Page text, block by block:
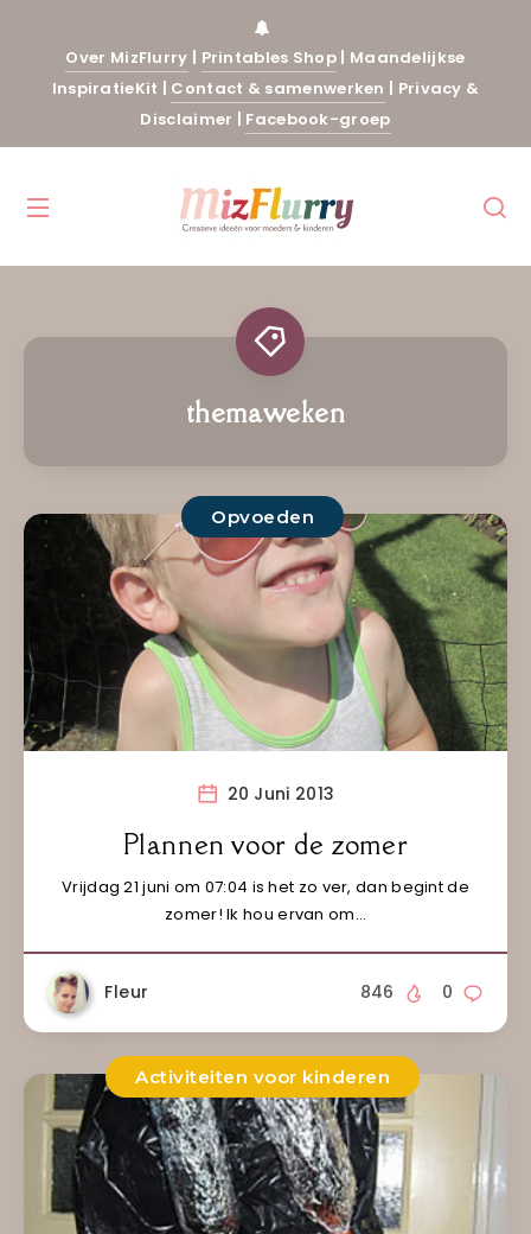
Over MizFlurry | Printables Shop | Maandelijkse
InspiratieKit | Contact & samenwerken | Privacy &
Disclaimer | Facebook-groep
themaweken
Opvoeden
20 Juni 2013
Plannen voor de zomer
Vrijdag 21 juni om 07:04 is het zo ver, dan begint de
zomer! Ik hou ervan om…
Fleur 0
846
Activiteiten voor kinderen